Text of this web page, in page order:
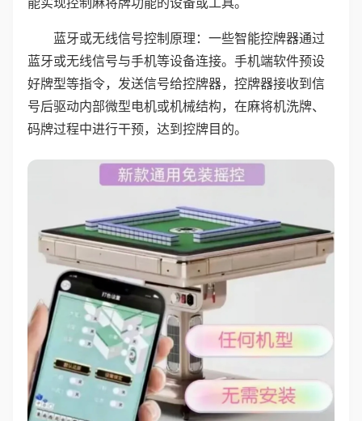
蓝牙或无线信号控制原理：一些智能控牌器通过
蓝牙或无线信号与手机等设备连接。手机端软件预设
好牌型等指令，发送信号给控牌器，控牌器接收到信
号后驱动内部微型电机或机械结构，在麻将机洗牌、
码牌过程中进行干预，达到控牌目的。